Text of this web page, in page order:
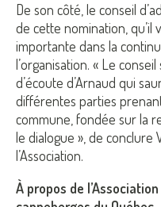
De son côté, le conseil
de cette nomination, qu’il
importante dans la
l’organisation. « Le
d’écoute d’Arnaud qui
différentes parties
commune, fondée sur la
le dialogue », de conclure
l’Association.
À propos de